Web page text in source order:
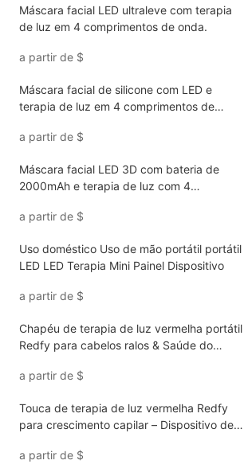
Máscara facial LED ultraleve com terapia
de luz em 4 comprimentos de onda.
a partir de $
Máscara facial de silicone com LED e
terapia de luz em 4 comprimentos de
a partir de $
Máscara facial LED 3D com bateria de
2000mAh e terapia de luz com 4
a partir de $
Uso doméstico Uso de mão portátil portátil
LED LED Terapia Mini Painel Dispositivo
a partir de $
Chapéu de terapia de luz vermelha portátil
Redfy para cabelos ralos & Saúde do
a partir de $
Touca de terapia de luz vermelha Redfy
para crescimento capilar – Dispositivo de
onda duplo
a partir de $